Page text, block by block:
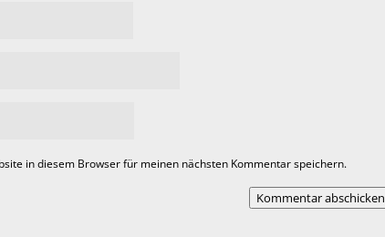
in diesem Browser für meinen nächsten Kommentar speichern.
Kommentar abschicken